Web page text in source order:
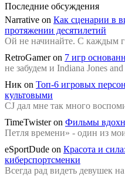
Последние обсуждения
Narrative on Как сценарии в
протяжении десятилетий
Ой не начинайте. С каждым
RetroGamer on 7 игр
не забудем и Indiana Jones
Ник on Топ-6 игровых
культовыми
CJ дал мне так много
TimeTwister on Фильмы
Петля времени» - один из
eSportDude on Красота и
киберспортсменки
Всегда рад видеть девушек